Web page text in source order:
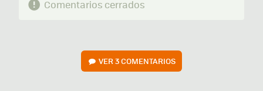
Comentarios cerrados
VER3 COMENTARIOS